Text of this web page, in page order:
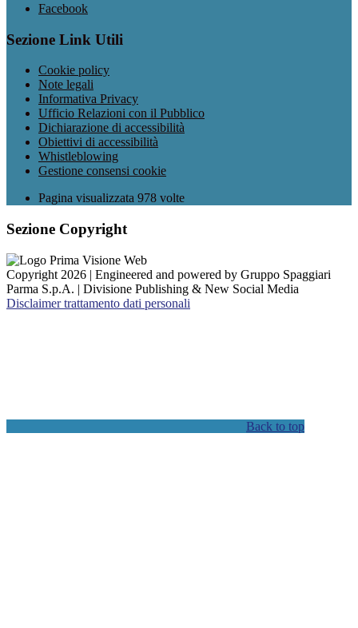
Facebook
Sezione Link Utili
Cookie policy
Note legali
Informativa Privacy
Ufficio Relazioni con il Pubblico
Dichiarazione di accessibilità
Obiettivi di accessibilità
Whistleblowing
Gestione consensi cookie
Pagina visualizzata 978 volte
Sezione Copyright
Copyright 2026 | Engineered and powered by Gruppo Spaggiari
Parma S.p.A. | Divisione Publishing & New Social Media
Disclaimer trattamento dati personali
Back to top